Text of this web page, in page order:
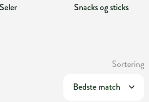
Seler Snacks og sticks
Sortering